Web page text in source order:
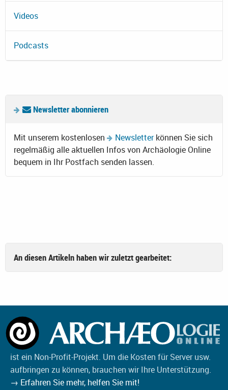
Videos
Podcasts
Newsletter abonnieren
Mit unserem kostenlosen Newsletterkönnen Sie sich
regelmäßig alle aktuellen Infos von Archäologie Online
bequem in Ihr Postfach senden lassen.
An diesen Artikeln haben wir zuletzt gearbeitet:
ist ein Non-Profit-Projekt. Um die Kosten für Server usw.
aufbringen zu können, brauchen wir Ihre Unterstützung.
→ Erfahren Sie mehr, helfen Sie mit!